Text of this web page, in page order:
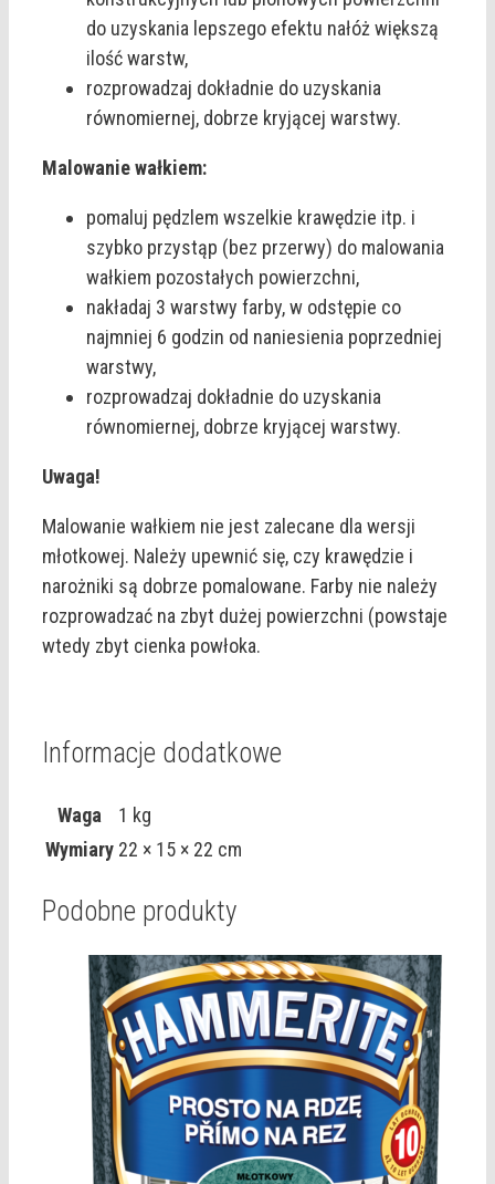
do uzyskania lepszego efektu nałóż większą
ilość warstw,
rozprowadzaj dokładnie do uzyskania
równomiernej, dobrze kryjącej warstwy.
Malowanie wałkiem:
pomaluj pędzlem wszelkie krawędzie itp. i
szybko przystąp (bez przerwy) do malowania
wałkiem pozostałych powierzchni,
nakładaj 3 warstwy farby, w odstępie co
najmniej 6 godzin od naniesienia poprzedniej
warstwy,
rozprowadzaj dokładnie do uzyskania
równomiernej, dobrze kryjącej warstwy.
Uwaga!
Malowanie wałkiem nie jest zalecane dla wersji
młotkowej. Należy upewnić się, czy krawędzie i
narożniki są dobrze pomalowane. Farby nie należy
rozprowadzać na zbyt dużej powierzchni (powstaje
wtedy zbyt cienka powłoka.
Informacje dodatkowe
Waga
1 kg
Wymiary 22 × 15 × 22 cm
Podobne produkty